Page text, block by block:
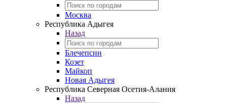
Москва
Республика Адыгея
Назад
Блечепсин
Козет
Майкоп
Новая Адыгея
Республика Северная Осетия-Алания
Назад